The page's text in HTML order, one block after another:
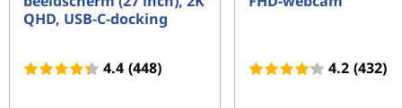
QHD, USB-C-docking
4.4 (448) 4.2 (432)